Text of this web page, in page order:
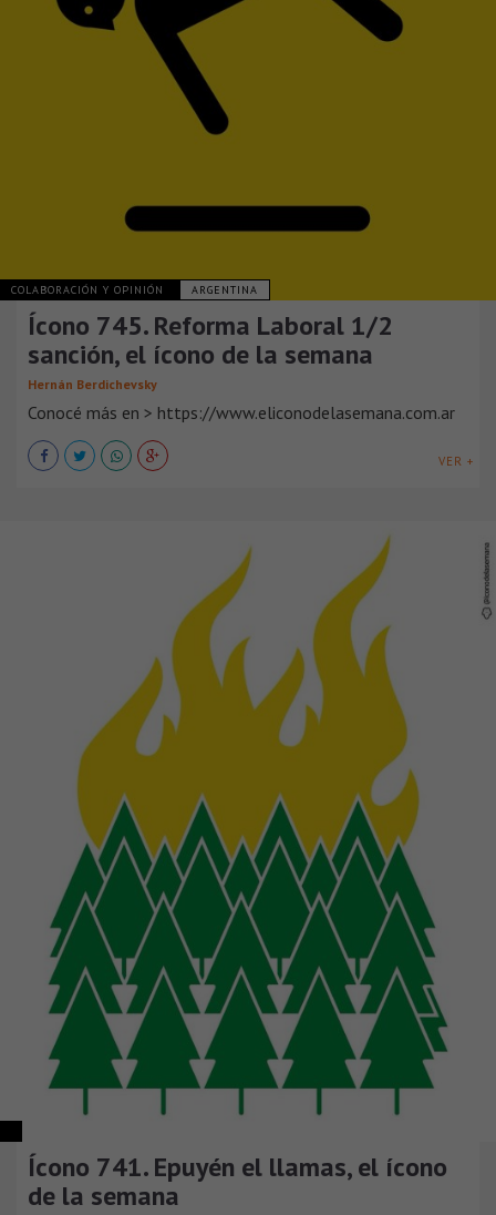
COLABORACIÓN Y OPINIÓN ARGENTINA
Ícono 745. Reforma Laboral 1/2
sanción, el ícono de la semana
Hernán Berdichevsky
Conocé más en > https://www.eliconodelasemana.com.ar
VER +
Ícono 741. Epuyén el llamas, el ícono
de la semana